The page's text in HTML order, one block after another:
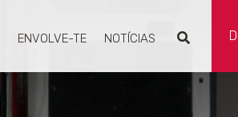
ENVOLVE-TE NOTÍCIAS